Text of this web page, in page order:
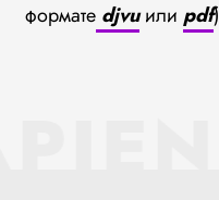
форматеdjvuили pdf)